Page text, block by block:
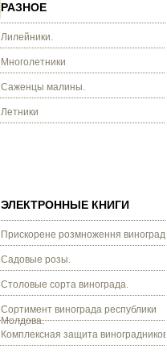
РАЗНОЕ
Лилейники.
Многолетники
Саженцы малины.
Летники
ЭЛЕКТРОННЫЕ КНИГИ
Прискорене розмноження винограду.
Садовые розы.
Столовые сорта винограда.
Сортимент винограда республики
Молдова.
Комплексная защита виноградников.